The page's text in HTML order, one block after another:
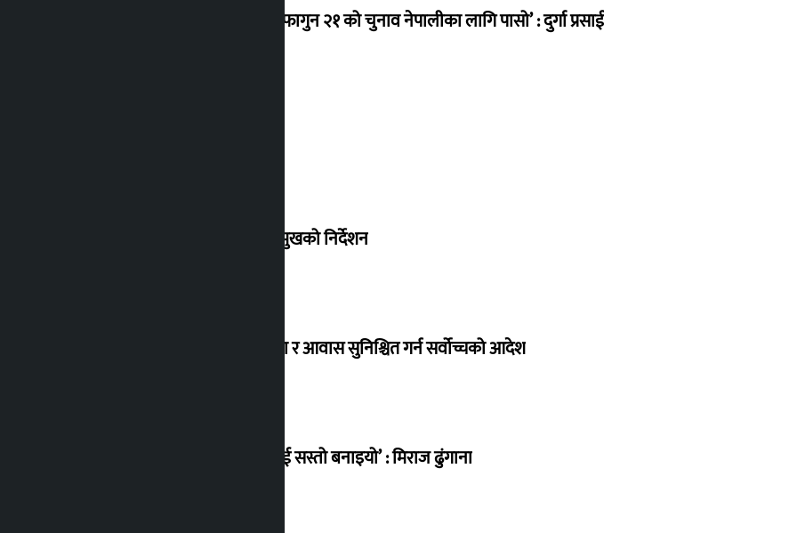
‘राजसंस्था हटेदेखि नेपाललाई दशा लाग्यो, फागुन २१ को चुनाव नेपालीका लागि पासो’ : दुर्गा प्रसाई
संसद् बैठकमा कालो चस्मा नलगाउन सभामुखको निर्देशन
विस्थापित सुकुम्वासी बालबालिकाको शिक्षा र आवास सुनिश्चित गर्न सर्वोच्चको आदेश
‘सानो घटनामा पनि सडकमा उतारेर सेनालाई सस्तो बनाइयो’ : मिराज ढुंगाना